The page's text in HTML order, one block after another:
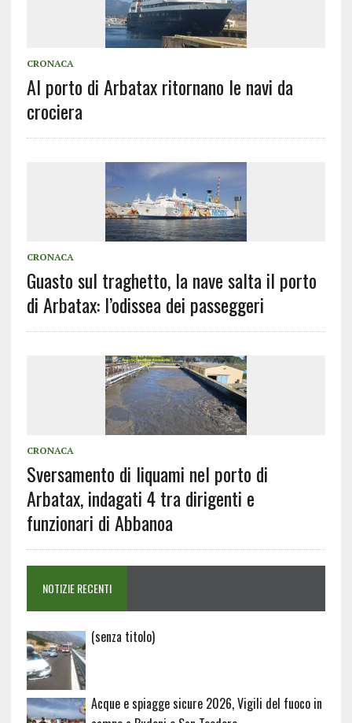
CRONACA
Al porto di Arbatax ritornano le navi da
crociera
CRONACA
Guasto sul traghetto, la nave salta il porto
di Arbatax: l’odissea dei passeggeri
CRONACA
Sversamento di liquami nel porto di
Arbatax, indagati 4 tra dirigenti e
funzionari di Abbanoa
NOTIZIE RECENTI
(senza titolo)Articolo
Acque e spiagge sicure 2026, Vigili del fuoco in